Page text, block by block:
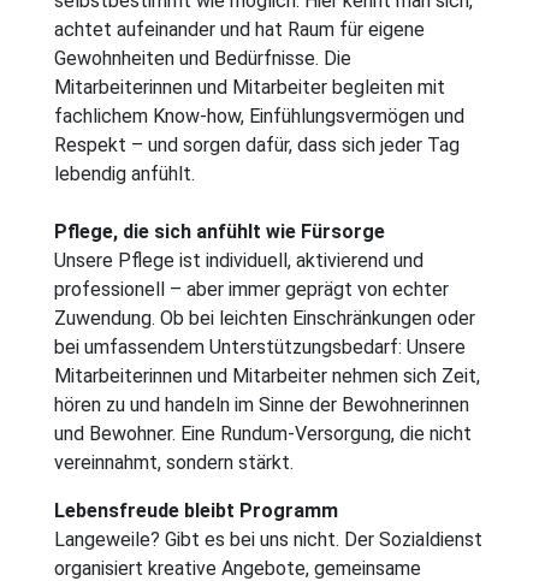
achtet aufeinander und hat Raum für eigene
Gewohnheiten und Bedürfnisse. Die
Mitarbeiterinnen und Mitarbeiter begleiten mit
fachlichem Know-how, Einfühlungsvermögen und
Respekt – und sorgen dafür, dass sich jeder Tag
lebendig anfühlt.
Pflege, die sich anfühlt wie Fürsorge
Unsere Pflege ist individuell, aktivierend und
professionell – aber immer geprägt von echter
Zuwendung. Ob bei leichten Einschränkungen oder
bei umfassendem Unterstützungsbedarf: Unsere
Mitarbeiterinnen und Mitarbeiter nehmen sich Zeit,
hören zu und handeln im Sinne der Bewohnerinnen
und Bewohner. Eine Rundum-Versorgung, die nicht
vereinnahmt, sondern stärkt.
Lebensfreude bleibt Programm
Langeweile? Gibt es bei uns nicht. Der Sozialdienst
organisiert kreative Angebote, gemeinsame